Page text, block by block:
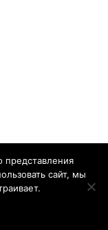
представления
сайт, мы